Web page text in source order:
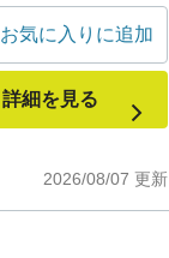
2026/08/07 更新
お気に入りに追加
詳細を見る